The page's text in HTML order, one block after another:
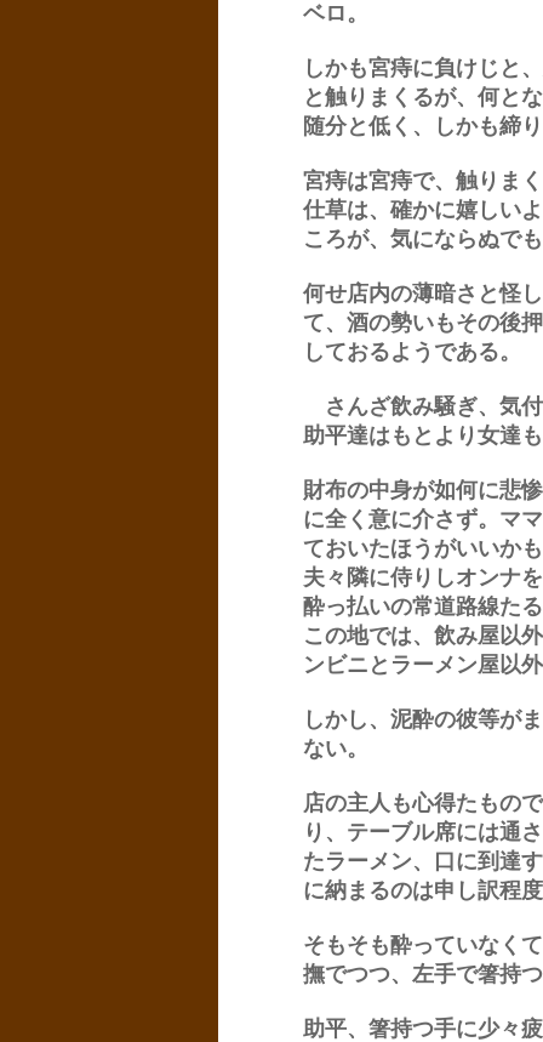
ベロ。
しかも宮痔に負けじと
と触りまくるが、何と
随分と低く、しかも締
宮痔は宮痔で、触りま
仕草は、確かに嬉しい
ころが、気にならぬで
何せ店内の薄暗さと怪
て、酒の勢いもその後
しておるようである。
さんざ飲み騒ぎ、気
助平達はもとより女達
財布の中身が如何に悲
に全く意に介さず。マ
ておいたほうがいいか
夫々隣に侍りしオンナ
酔っ払いの常道路線た
この地では、飲み屋以
ンビニとラーメン屋以
しかし、泥酔の彼等が
ない。
店の主人も心得たもの
り、テーブル席には通
たラーメン、口に到達
に納まるのは申し訳程
そもそも酔っていなく
撫でつつ、左手で箸持
助平、箸持つ手に少々